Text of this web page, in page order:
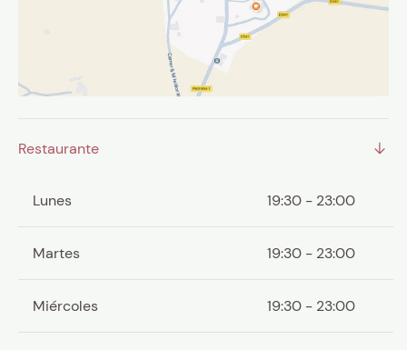
Restaurante
Lunes 19:30 - 23:00
Martes 19:30 - 23:00
Miércoles 19:30 - 23:00